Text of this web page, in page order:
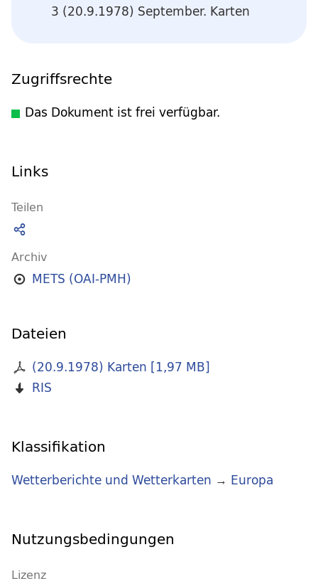
3 (20.9.1978) September. Karten
Zugriffsrechte
Das Dokument ist frei verfügbar.
Links
Teilen
Archiv
METS (OAI-PMH)
Dateien
(20.9.1978) Karten [1,97 MB]
RIS
Klassifikation
Wetterberichte und Wetterkarten → Europa
Nutzungsbedingungen
Lizenz